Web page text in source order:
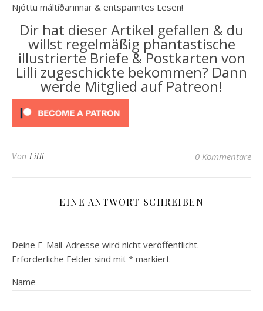
Njóttu máltíðarinnar & entspanntes Lesen!
Dir hat dieser Artikel gefallen & du
willst regelmäßig phantastische
illustrierte Briefe & Postkarten von
Lilli zugeschickte bekommen? Dann
werde Mitglied auf Patreon!
Von Lilli 0 Kommentare
EINE ANTWORT SCHREIBEN
Deine E-Mail-Adresse wird nicht veröffentlicht.
Erforderliche Felder sind mit * markiert
Name